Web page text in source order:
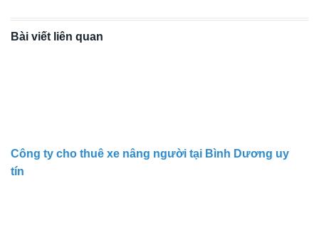
Bài viết liên quan
Công ty cho thuê xe nâng người tại Bình Dương uy
tín